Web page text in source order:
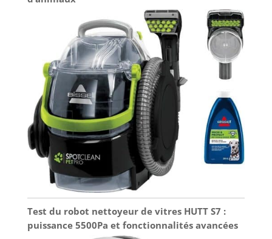
Test du robot nettoyeur de vitres HUTT S7 :
puissance 5500Pa et fonctionnalités avancées